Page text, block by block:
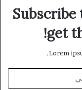
get
Lorem